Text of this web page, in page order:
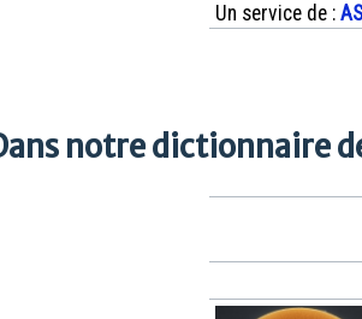
Un service de :
notre dictionnaire